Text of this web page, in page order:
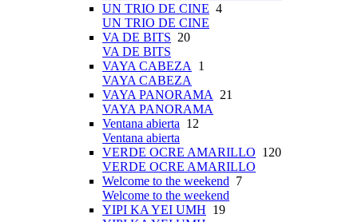
UN TRIO DE CINE 4
UN TRIO DE CINE
VA DE BITS 20
VA DE BITS
VAYA CABEZA
1
VAYA CABEZA
VAYA PANORAMA
21
VAYA PANORAMA
Ventana abierta 12
Ventana abierta
VERDE OCRE AMARILLO 120
VERDE OCRE AMARILLO
Welcome to the weekend 7
Welcome to the weekend
YIPI KA YEI UMH 19